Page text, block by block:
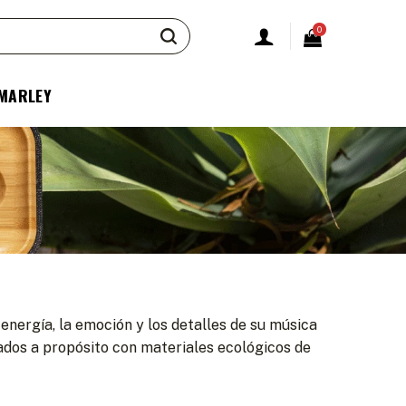
0
la emoción y los detalles de su música
a propósito con materiales ecológicos de